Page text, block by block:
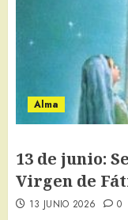
Alma
13 de junio:
Virgen de
13 JUNIO 2026 0